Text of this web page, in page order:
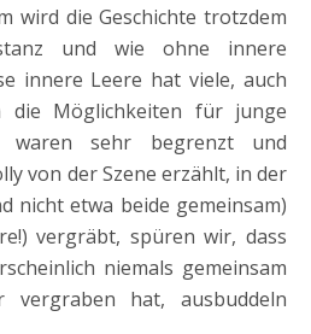
wird die Geschichte trotzdem
und wie ohne innere
innere Leere hat viele, auch
die Möglichkeiten für junge
sehr begrenzt und
von der Szene erzählt, in der
nicht etwa beide gemeinsam)
vergräbt, spüren wir, dass
niemals gemeinsam
hat, ausbuddeln